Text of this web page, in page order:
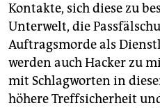
Kontakte, sich diese zu
Unterwelt, die
Auftragsmorde als
werden auch Hacker zu
mit Schlagworten in
höhere Treffsicherheit